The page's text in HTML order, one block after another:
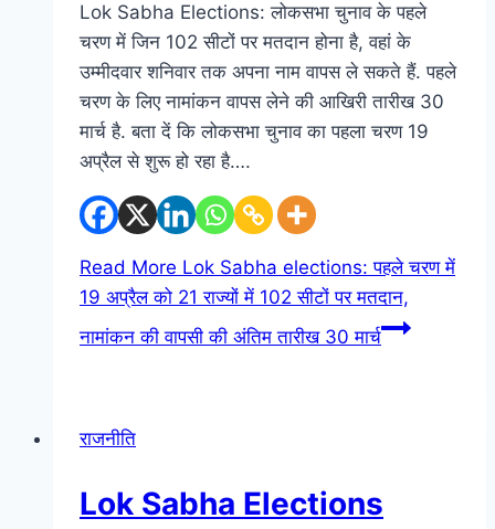
Lok Sabha Elections: लोकसभा चुनाव के पहले
चरण में जिन 102 सीटों पर मतदान होना है, वहां के
उम्मीदवार शनिवार तक अपना नाम वापस ले सकते हैं. पहले
चरण के लिए नामांकन वापस लेने की आखिरी तारीख 30
मार्च है. बता दें कि लोकसभा चुनाव का पहला चरण 19
अप्रैल से शुरू हो रहा है….
Read More Lok Sabha elections: पहले चरण में
19 अप्रैल को 21 राज्यों में 102 सीटों पर मतदान,
नामांकन की वापसी की अंतिम तारीख 30 मार्च
राजनीति
Lok Sabha Elections